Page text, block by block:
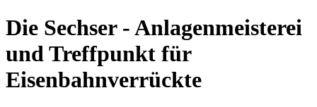
Die Sechser - Anlagenmeisterei
und Treffpunkt für
Eisenbahnverrückte